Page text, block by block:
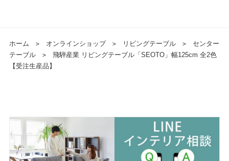
ホーム ＞ オンラインショップ ＞ リビングテーブル ＞
センター
テーブル
＞
飛騨産業 リビングテーブル「SEOTO」幅125cm 全2色
【受注生産品】